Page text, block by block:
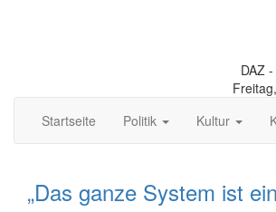
DAZ
Startseite
Politik Kultur
„Das ganze System ist